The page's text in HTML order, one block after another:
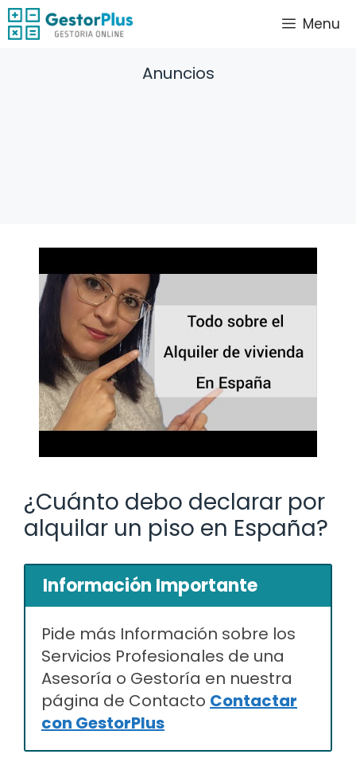
Saltar
al
Menu
Anuncios
¿Cuánto debo declarar por
alquilar un piso en España?
Información Importante
Pide más Información sobre los
Servicios Profesionales de una
Asesoría o Gestoría en nuestra
página de Contacto Contactar
con GestorPlus